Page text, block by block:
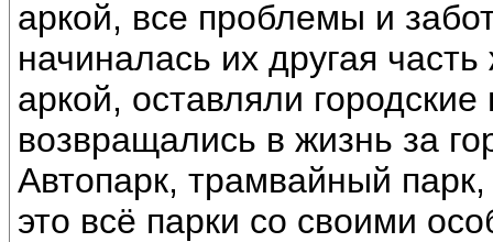
аркой, все проблемы и
начиналась их другая
аркой, оставляли
возвращались в жизнь за
Автопарк, трамвайный
это всё парки со своими